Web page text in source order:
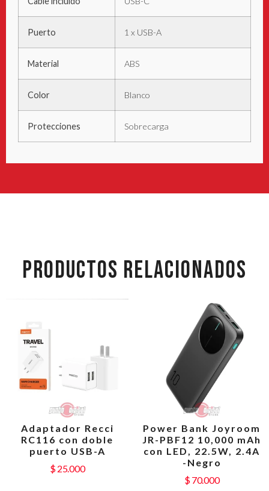
Puerto 1 x USB-A
Material ABS
Color Blanco
Protecciones Sobrecarga
PRODUCTOS RELACIONADOS
Adaptador Recci
RC116 con doble
puerto USB-A
$25.000
Power Bank Joyroom
JR-PBF12 10,000 mAh
con LED, 22.5W, 2.4A
-Negro
$70.000